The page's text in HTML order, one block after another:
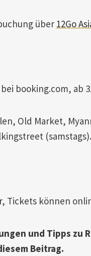
über 12Go
booking.com, ab
Old Market,
(samstags).
Tickets können
und Tipps zu
Beitrag.